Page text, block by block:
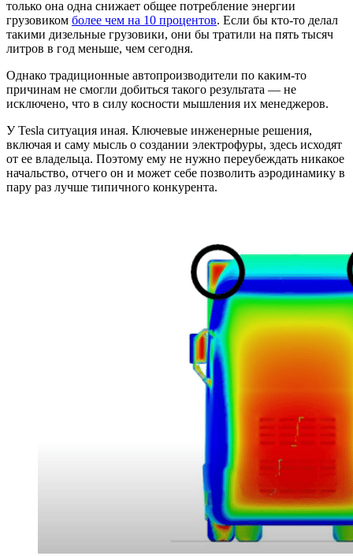
только она одна снижает общее потребление энергии
грузовиком более чем на 10 процентов. Если бы кто-то делал
такими дизельные грузовики, они бы тратили на пять тысяч
литров в год меньше, чем сегодня.
Однако традиционные автопроизводители по каким-то
причинам не смогли добиться такого результата — не
исключено, что в силу косности мышления их менеджеров.
У Tesla ситуация иная. Ключевые инженерные решения,
включая и саму мысль о создании электрофуры, здесь исходят
от ее владельца. Поэтому ему не нужно переубеждать никакое
начальство, отчего он и может себе позволить аэродинамику в
пару раз лучше типичного конкурента.